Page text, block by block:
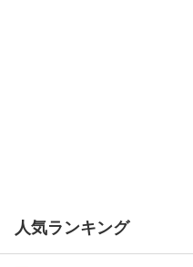
人気ランキング